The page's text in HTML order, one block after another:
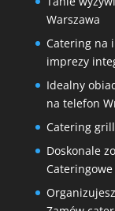
Warszawa
Catering na
imprezy
Idealny
na telefon
Catering
Doskonale